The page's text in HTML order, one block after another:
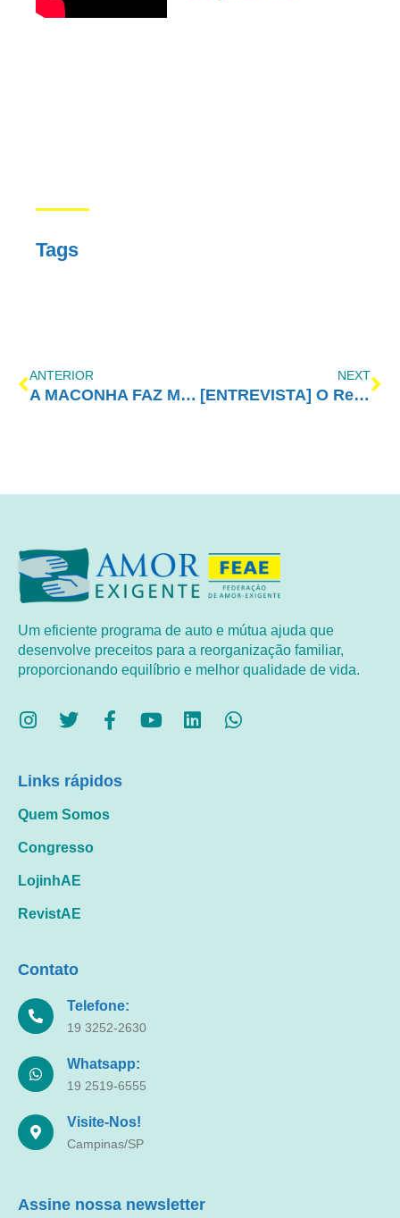
Tags
ANTERIOR
A MACONHA FAZ MAL
NEXT
[ENTREVISTA] O Resgate da Identidade Sóbria
Um eficiente programa de auto e mútua ajuda que
desenvolve preceitos para a reorganização familiar,
proporcionando equilíbrio e melhor qualidade de vida.
Links rápidos
Quem Somos
Congresso
LojinhAE
RevistAE
Contato
Telefone:
19 3252-2630
Whatsapp:
19 2519-6555
Visite-Nos!
Campinas/SP
Assine nossa newsletter